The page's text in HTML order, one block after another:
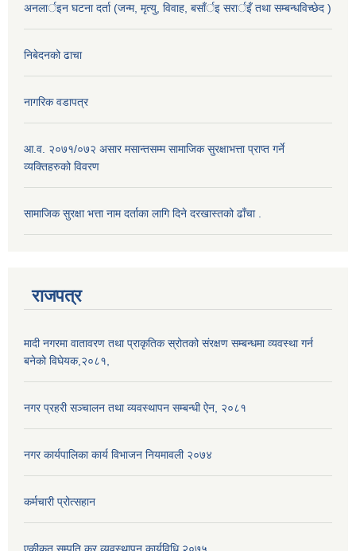
अनलार्इन घटना दर्ता (जन्म, मृत्यु, विवाह, बसाँर्इ सरार्इँ तथा सम्बन्धविच्छेद )
निबेदनको ढाचा
नागरिक वडापत्र
आ.व. २०७१/०७२ असार मसान्तसम्म सामाजिक सुरक्षाभत्ता प्राप्त गर्ने
व्यक्तिहरुको विवरण
सामाजिक सुरक्षा भत्ता नाम दर्ताका लागि दिने दरखास्तको ढाँचा .
राजपत्र
मादी नगरमा वातावरण तथा प्राकृतिक स्रोतको संरक्षण सम्बन्धमा व्यवस्था गर्न
बनेको विघेयक,२०८१,
नगर प्रहरी सञ्चालन तथा व्यवस्थापन सम्बन्धी ऐन, २०८१
नगर कार्यपालिका कार्य विभाजन नियमावली २०७४
कर्मचारी प्रोत्सहान